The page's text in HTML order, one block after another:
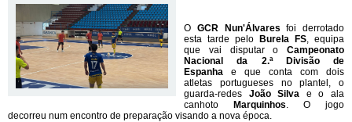
O GCR Nun'Álvares foi derrotado
esta tarde pelo
Burela FS, equipa
que vai disputar o Campeonato
Nacional da 2.ª Divisão de
Espanha e que conta com dois
atletas portugueses no plantel, o
guarda-redes João Silva e o ala
canhoto
Marquinhos. O jogo
decorreu num encontro de preparação visando a nova época.